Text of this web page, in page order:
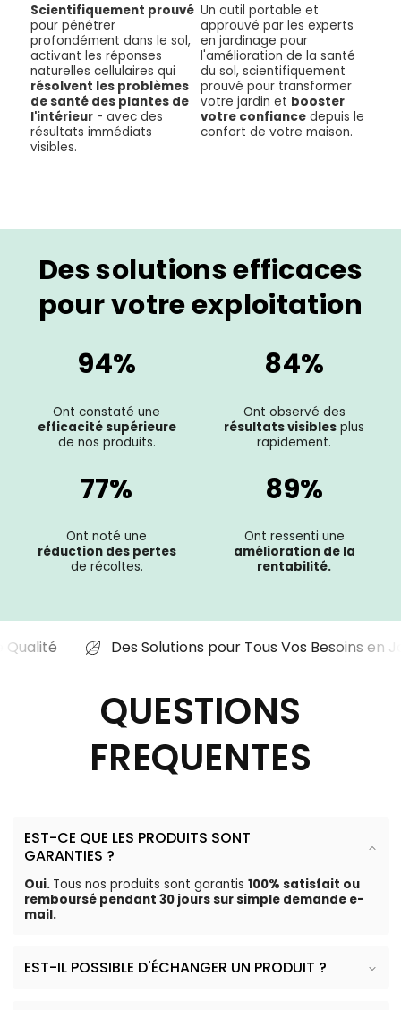
Scientifiquement prouvé
pour pénétrer
profondément dans le sol,
activant les réponses
naturelles cellulaires qui
résolvent les problèmes
de santé des plantes de
l'intérieur- avec des
résultats immédiats
visibles.
Un outil portable et
approuvé par les experts
en jardinage pour
l'amélioration de la santé
du sol, scientifiquement
prouvé pour transformer
votre jardin et booster
votre confiance depuis le
confort de votre maison.
Des solutions efficaces
pour votre exploitation
94%
Ont constaté une
efficacité supérieure
de nos produits.
84%
Ont observé des
résultats visibles plus
rapidement.
77%
Ont noté une
réduction des pertes
de récoltes.
89%
Ont ressenti une
amélioration de la
rentabilité.
Qualité Des Solutions pour Tous Vos Besoins
QUESTIONS
FREQUENTES
EST-CE QUE LES PRODUITS SONT
GARANTIES ?
Oui. Tous nos produits sont garantis 100% satisfait ou
remboursé pendant 30 jours sur simple demande e-
mail.
EST-IL POSSIBLE D'ÉCHANGER UN PRODUIT ?